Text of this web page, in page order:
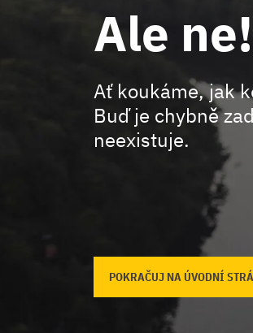
Ale
Ať koukáme, jak
Buď je chybně
neexistuje.
POKRAČUJ NA ÚVODNÍ